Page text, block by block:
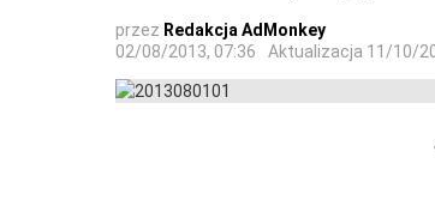
przez Redakcja AdMonkey
02/08/2013, 07:36
Aktualizacja 11/10/